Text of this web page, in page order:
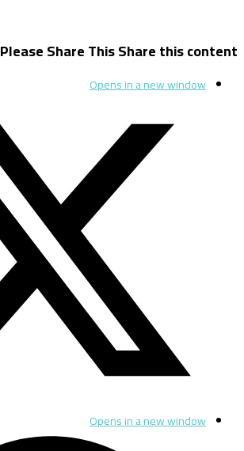
Please Share ThisShare this content
Opens in a new window
Opens in a new window